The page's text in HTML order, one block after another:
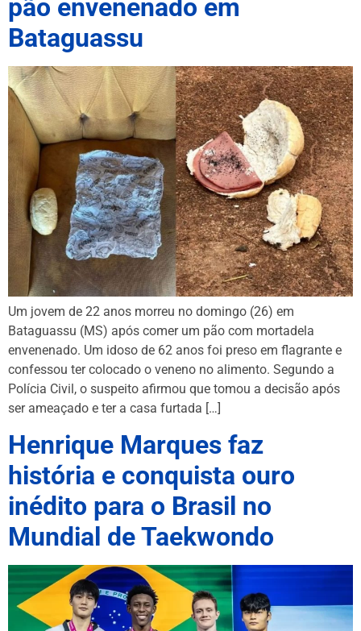
pão envenenado em
Bataguassu
Um jovem de 22 anos morreu no domingo (26) em
Bataguassu (MS) após comer um pão com mortadela
envenenado. Um idoso de 62 anos foi preso em flagrante e
confessou ter colocado o veneno no alimento. Segundo a
Polícia Civil, o suspeito afirmou que tomou a decisão após
ser ameaçado e ter a casa furtada […]
Henrique Marques faz
história e conquista ouro
inédito para o Brasil no
Mundial de Taekwondo